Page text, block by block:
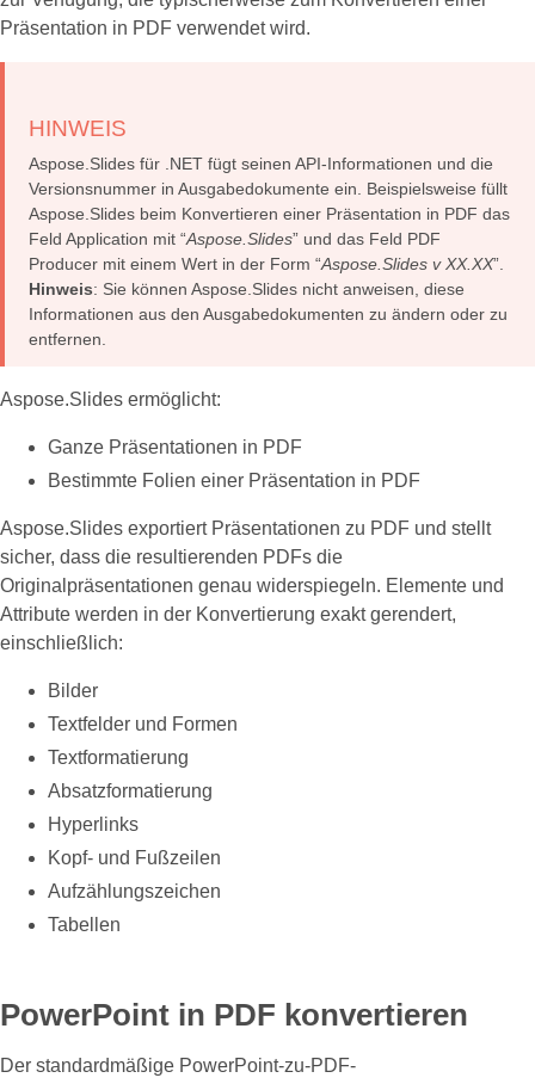
Präsentation in PDF verwendet wird.
HINWEIS
Aspose.Slides für .NET fügt seinen API-Informationen und die
Versionsnummer in Ausgabedokumente ein. Beispielsweise füllt
Aspose.Slides beim Konvertieren einer Präsentation in PDF das
Feld Application mit “Aspose.Slides” und das Feld PDF
Producer mit einem Wert in der Form “Aspose.Slides v XX.XX”.
Hinweis: Sie können Aspose.Slides nicht anweisen, diese
Informationen aus den Ausgabedokumenten zu ändern oder zu
entfernen.
Aspose.Slides ermöglicht:
Ganze Präsentationen in PDF
Bestimmte Folien einer Präsentation in PDF
Aspose.Slides exportiert Präsentationen zu PDF und stellt
sicher, dass die resultierenden PDFs die
Originalpräsentationen genau widerspiegeln. Elemente und
Attribute werden in der Konvertierung exakt gerendert,
einschließlich:
Bilder
Textfelder und Formen
Textformatierung
Absatzformatierung
Hyperlinks
Kopf- und Fußzeilen
Aufzählungszeichen
Tabellen
PowerPoint in PDF konvertieren
Der standardmäßige PowerPoint-zu-PDF-